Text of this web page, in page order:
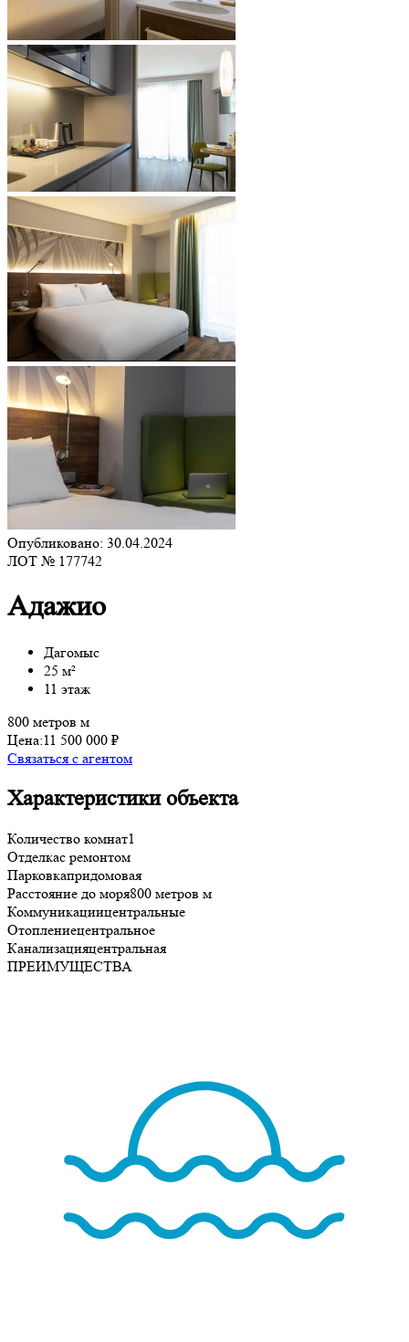
Опубликовано: 30.04.2024
ЛОТ № 177742
Адажио
Дагомыс
25 м²
11 этаж
800 метров м
Цена:11 500 000 ₽
Связаться с агентом
Характеристики объекта
Количество комнат1
Отделкас ремонтом
Парковкапридомовая
Расстояние до моря800 метров м
Коммуникациицентральные
Отоплениецентральное
Канализацияцентральная
ПРЕИМУЩЕСТВА